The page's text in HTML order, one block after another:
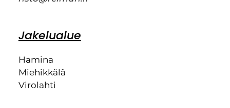
Jakelualue
Hamina
Miehikkälä
Virolahti